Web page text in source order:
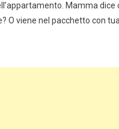
Mamma
O viene nel pacchetto con